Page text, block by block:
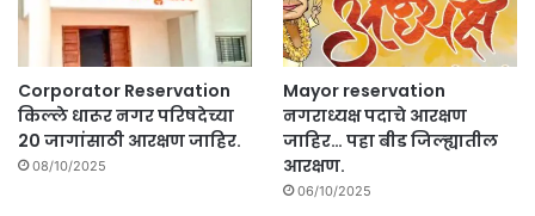
Corporator Reservation
किल्ले धारूर नगर परिषदेच्या
20 जागांसाठी आरक्षण जाहिर.
08/10/2025
Mayor reservation
नगराध्यक्ष पदाचे आरक्षण
जाहिर… पहा बीड जिल्ह्यातील
आरक्षण.
06/10/2025